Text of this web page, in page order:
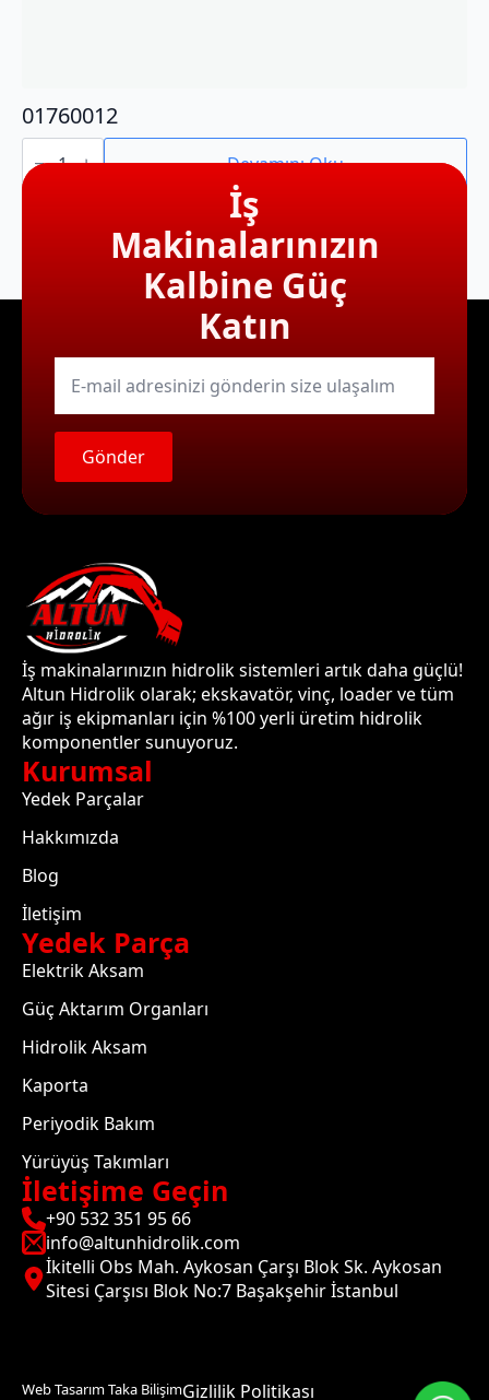
01760012
01760012
adet Devamını Oku
İş
Makinalarınızın
Kalbine Güç
Katın
E-
mail
Gönder
İş makinalarınızın hidrolik sistemleri artık daha güçlü!
Altun Hidrolik olarak; ekskavatör, vinç, loader ve tüm
ağır iş ekipmanları için %100 yerli üretim hidrolik
komponentler sunuyoruz.
Kurumsal
Yedek Parçalar
Hakkımızda
Blog
İletişim
Yedek Parça
Elektrik Aksam
Güç Aktarım Organları
Hidrolik Aksam
Kaporta
Periyodik Bakım
Yürüyüş Takımları
İletişime Geçin
+90 532 351 95 66
info@altunhidrolik.com
İkitelli Obs Mah. Aykosan Çarşı Blok Sk. Aykosan
Sitesi Çarşısı Blok No:7 Başakşehir İstanbul
Web Tasarım Taka BilişimGizlilik Politikası